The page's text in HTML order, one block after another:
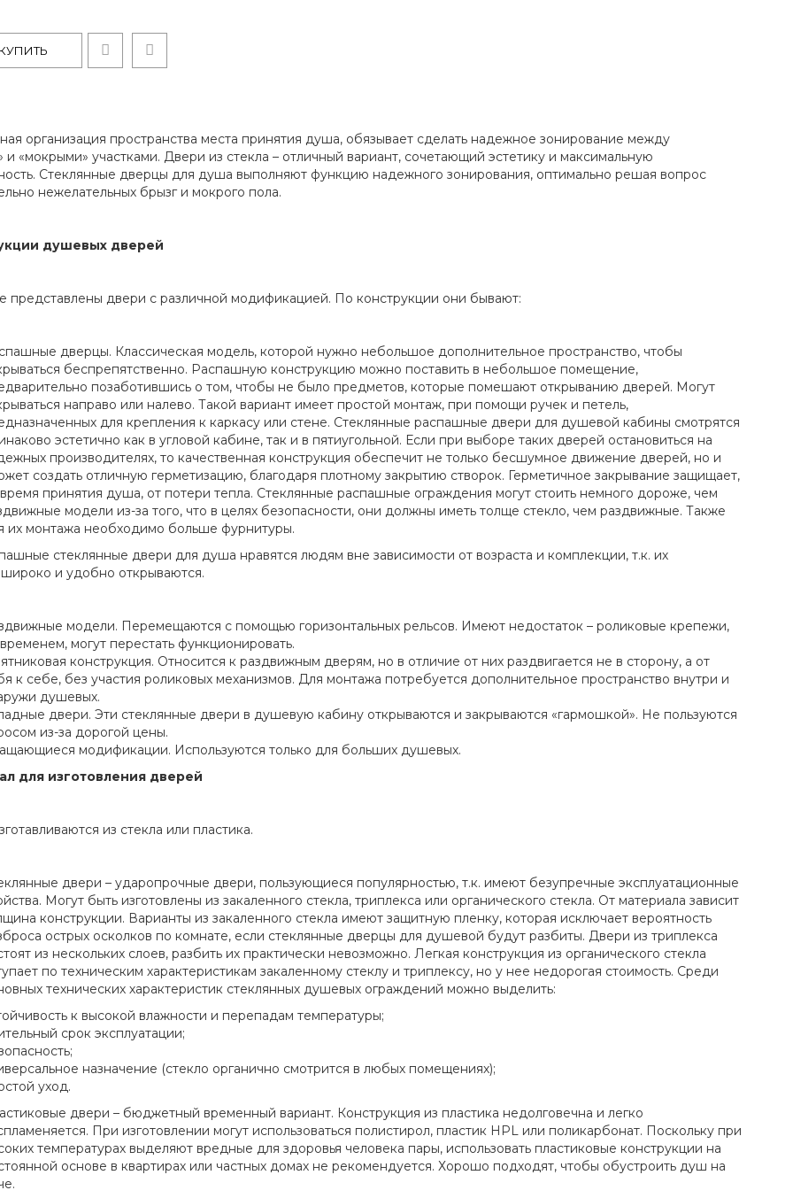
..
организация пространства места принятия душа, обязывает сделать надежное зонирование между
и «мокрыми» участками. Двери из стекла – отличный вариант, сочетающий эстетику и максимальную
Стеклянные дверцы для душа выполняют функцию надежного зонирования, оптимально решая вопрос
нежелательных брызг и мокрого пола.
душевых дверей
представлены двери с различной модификацией. По конструкции они бывают:
дверцы. Классическая модель, которой нужно небольшое дополнительное пространство, чтобы
беспрепятственно. Распашную конструкцию можно поставить в небольшое помещение,
позаботившись о том, чтобы не было предметов, которые помешают открыванию дверей. Могут
направо или налево. Такой вариант имеет простой монтаж, при помощи ручек и петель,
для крепления к каркасу или стене. Стеклянные распашные двери для душевой кабины смотрятся
эстетично как в угловой кабине, так и в пятиугольной. Если при выборе таких дверей остановиться на
производителях, то качественная конструкция обеспечит не только бесшумное движение дверей, но и
создать отличную герметизацию, благодаря плотному закрытию створок. Герметичное закрывание защищает,
принятия душа, от потери тепла. Стеклянные распашные ограждения могут стоить немного дороже, чем
модели из-за того, что в целях безопасности, они должны иметь толще стекло, чем раздвижные. Также
их монтажа необходимо больше фурнитуры.
стеклянные двери для душа нравятся людям вне зависимости от возраста и комплекции, т.к. их
и удобно открываются.
модели. Перемещаются с помощью горизонтальных рельсов. Имеют недостаток – роликовые крепежи,
могут перестать функционировать.
конструкция. Относится к раздвижным дверям, но в отличие от них раздвигается не в сторону, а от
к себе, без участия роликовых механизмов. Для монтажа потребуется дополнительное пространство внутри и
душевых.
двери. Эти стеклянные двери в душевую кабину открываются и закрываются «гармошкой». Не пользуются
из-за дорогой цены.
модификации. Используются только для больших душевых.
для изготовления дверей
из стекла или пластика.
двери – ударопрочные двери, пользующиеся популярностью, т.к. имеют безупречные эксплуатационные
Могут быть изготовлены из закаленного стекла, триплекса или органического стекла. От материала зависит
конструкции. Варианты из закаленного стекла имеют защитную пленку, которая исключает вероятность
острых осколков по комнате, если стеклянные дверцы для душевой будут разбиты. Двери из триплекса
из нескольких слоев, разбить их практически невозможно. Легкая конструкция из органического стекла
по техническим характеристикам закаленному стеклу и триплексу, но у нее недорогая стоимость. Среди
технических характеристик стеклянных душевых ограждений можно выделить:
к высокой влажности и перепадам температуры;
срок эксплуатации;
назначение (стекло органично смотрится в любых помещениях);
уход.
двери – бюджетный временный вариант. Конструкция из пластика недолговечна и легко
При изготовлении могут использоваться полистирол, пластик HPL или поликарбонат. Поскольку при
температурах выделяют вредные для здоровья человека пары, использовать пластиковые конструкции на
основе в квартирах или частных домах не рекомендуется. Хорошо подходят, чтобы обустроить душ на